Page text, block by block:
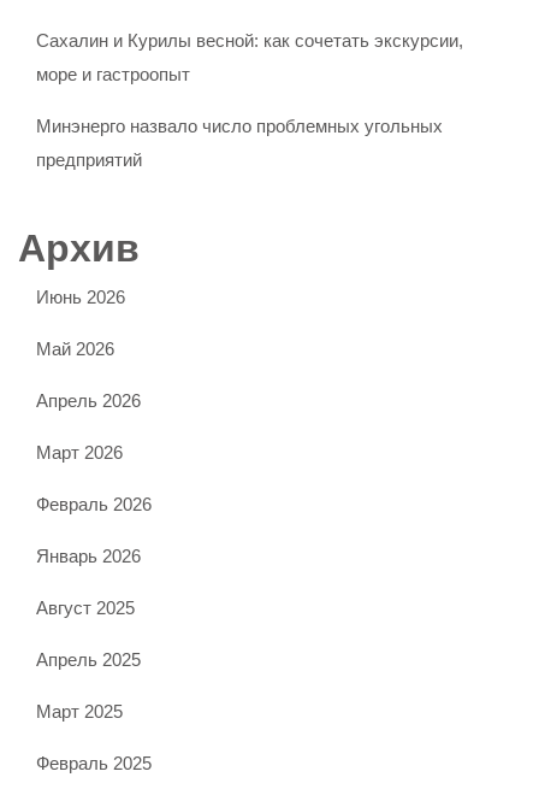
Сахалин и Курилы весной: как сочетать экскурсии,
море и гастроопыт
Минэнерго назвало число проблемных угольных
предприятий
Архив
Июнь 2026
Май 2026
Апрель 2026
Март 2026
Февраль 2026
Январь 2026
Август 2025
Апрель 2025
Март 2025
Февраль 2025